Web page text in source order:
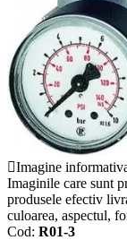
Imagine
Imaginile care sunt
produsele efectiv
culoarea, aspectul,
Cod: R01-3